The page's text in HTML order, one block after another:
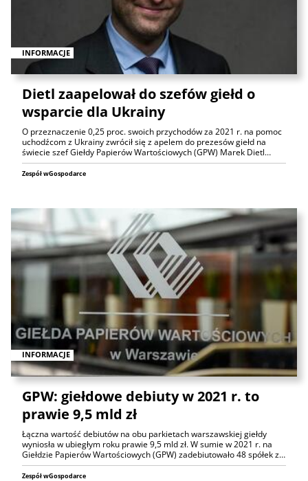
INFORMACJE
Dietl zaapelował do szefów giełd o
wsparcie dla Ukrainy
O przeznaczenie 0,25 proc. swoich przychodów za 2021 r. na pomoc
uchodźcom z Ukrainy zwrócił się z apelem do prezesów giełd na
świecie szef Giełdy Papierów Wartościowych (GPW) Marek Dietl…
Zespół wGospodarce
INFORMACJE
GPW: giełdowe debiuty w 2021 r. to
prawie 9,5 mld zł
Łączna wartość debiutów na obu parkietach warszawskiej giełdy
wyniosła w ubiegłym roku prawie 9,5 mld zł. W sumie w 2021 r. na
Giełdzie Papierów Wartościowych (GPW) zadebiutowało 48 spółek z…
Zespół wGospodarce